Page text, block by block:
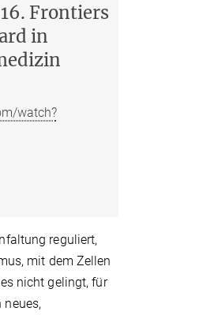
Frontiers
in
watch?
reguliert,
mit dem Zellen
nicht gelingt, für
neues,